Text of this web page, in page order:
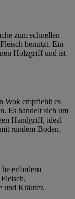
zum schnellen
benutzt. Ein
Holzgriff und ist
Wok empfiehlt es
Es handelt sich um
Handgriff, ideal
rundem Boden.
erfordern
und Kräuter.